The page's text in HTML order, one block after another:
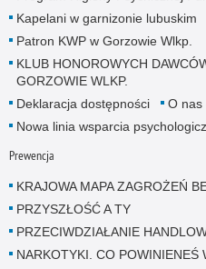
Kapelani w garnizonie lubuskim
Patron KWP w Gorzowie Wlkp.
KLUB HONOROWYCH
GORZOWIE WLKP.
Deklaracja dostępności
O nas
Nowa linia wsparcia
Prewencja
KRAJOWA MAPA ZAGROŻEŃ
PRZYSZŁOŚĆ A TY
PRZECIWDZIAŁANIE
NARKOTYKI. CO POWINIENEŚ